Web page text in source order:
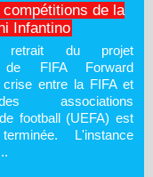
de la
Infantino
du projet
de FIFA Forward
crise entre la FIFA et
associations
football (UEFA) est
L'instance